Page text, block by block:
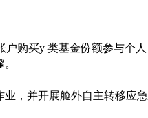
购买y 类基金份额参与个人
，并开展舱外自主转移应急